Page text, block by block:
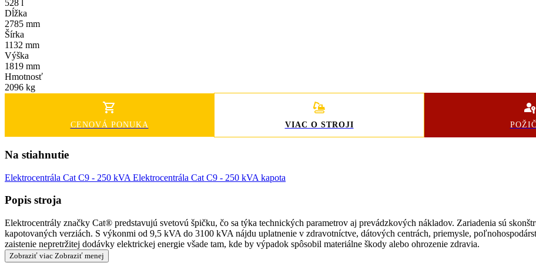
528 l
Dĺžka
2785 mm
Šírka
1132 mm
Výška
1819 mm
Hmotnosť
2096 kg
CENOVÁ PONUKA VIAC O STROJI
Na stiahnutie
Elektrocentrála Cat C9 - 250 kVA Elektrocentrála Cat C9 - 250 kVA kapota
Popis stroja
Elektrocentrály značky Cat® predstavujú svetovú špičku, čo sa týka technických parametrov aj prevádzkových nákladov. Zariadenia sú
kapotovaných verziách. S výkonmi od 9,5 kVA do 3100 kVA nájdu uplatnenie v zdravotníctve, dátových centrách, priemysle,
zaistenie nepretržitej dodávky elektrickej energie všade tam, kde by výpadok spôsobil materiálne škody alebo ohrozenie zdravia.
Zobraziť viac Zobraziť menej